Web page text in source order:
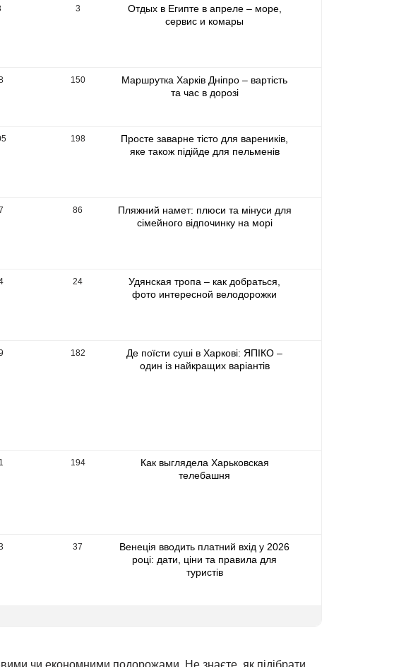
3
Отдых в Египте в апреле – море,
сервис и комары
150
Маршрутка Харків Дніпро – вартість
та час в дорозі
198
Просте заварне тісто для вареників,
яке також підійде для пельменів
86
Пляжний намет: плюси та мінуси для
сімейного відпочинку на морі
24
Удянская тропа – как добраться,
фото интересной велодорожки
182
Де поїсти суші в Харкові: ЯПІКО –
один із найкращих варіантів
194
Как выглядела Харьковская
телебашня
37
Венеція вводить платний вхід у 2026
році: дати, ціни та правила для
туристів
чи економними подорожами. Не знаєте, як підібрати